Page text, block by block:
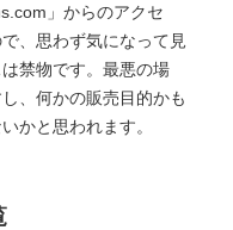
」からのアクセ
、思わず気になって見
禁物です。最悪の場
、何かの販売目的かも
かと思われます。